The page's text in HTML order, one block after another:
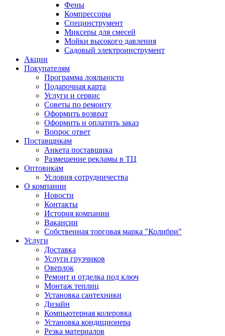
Фены
Компрессоры
Специнструмент
Миксеры для смесей
Мойки высокого давления
Садовый электроинструмент
Акции
Покупателям
Программа лояльности
Подарочная карта
Услуги и сервис
Советы по ремонту
Оформить возврат
Оформить и оплатить заказ
Вопрос ответ
Поставщикам
Анкета поставщика
Размещение рекламы в ТЦ
Оптовикам
Условия сотрудничества
О компании
Новости
Контакты
История компании
Вакансии
Собственная торговая марка "Колибри"
Услуги
Доставка
Услуги грузчиков
Оверлок
Ремонт и отделка под ключ
Монтаж теплиц
Установка сантехники
Дизайн
Компьютерная колеровка
Установка кондиционера
Резка материалов